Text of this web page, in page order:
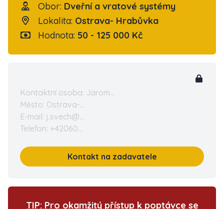
Obor: Dveřní a vratové systémy
Lokalita: Ostrava- Hrabůvka
Hodnota: 50 - 125 000 Kč
Kontaktní osoba: Jarom...
Město: Ostrava-...
E-mail: j.svech@...
Telefon: +42060...
Kontakt na zadavatele
TIP: Pro okamžitý přístup k poptávce se